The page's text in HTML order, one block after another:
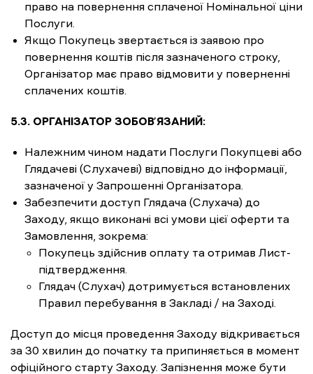
право на повернення сплаченої Номінальної ціни
Послуги.
Якщо Покупець звертається із заявою про
повернення коштів після зазначеного строку,
Організатор має право відмовити у поверненні
сплачених коштів.
5.3. ОРГАНІЗАТОР ЗОБОВ’ЯЗАНИЙ:
Належним чином надати Послуги Покупцеві або
Глядачеві (Слухачеві) відповідно до інформації,
зазначеної у Запрошенні Організатора.
Забезпечити доступ Глядача (Слухача) до
Заходу, якщо виконані всі умови цієї оферти та
Замовлення, зокрема:
Покупець здійснив оплату та отримав Лист-
підтвердження.
Глядач (Слухач) дотримується встановлених
Правил перебування в Закладі / на Заході.
Доступ до місця проведення Заходу відкривається
за 30 хвилин до початку та припиняється в момент
офіційного старту Заходу. Запізнення може бути